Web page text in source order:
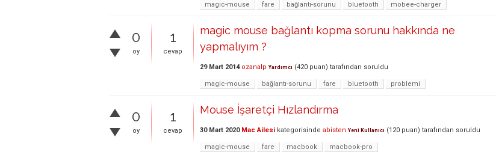
magic-mouse fare bağlantı-sorunu bluetooth mobee-charger
0
oy
1
cevap
magic mouse bağlantı kopma sorunu hakkında ne
yapmalıyım ?
29 Mart 2014 ozanalp Yardımcı (420 puan) tarafından soruldu
magic-mouse bağlantı-sorunu fare bluetooth problemi
0
oy
1
cevap
Mouse İşaretçi Hızlandırma
30 Mart 2020 Mac Ailesi kategorisinde abisten Yeni Kullanıcı (120 puan) tarafından soruldu
magic-mouse fare macbook macbook-pro